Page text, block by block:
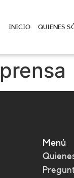
INICIO QUIENES
prensa
Menú